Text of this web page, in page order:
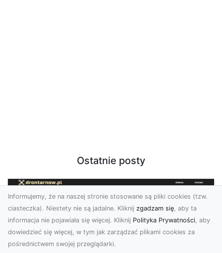
Ostatnie posty
Informujemy, że na naszej stronie stosowane są pliki cookies (tzw.
ciasteczka). Niestety nie są jadalne. Kliknij zgadzam się, aby ta
informacja nie pojawiała się więcej. Kliknij Polityka Prywatności, aby
dowiedzieć się więcej, w tym jak zarządzać plikami cookies za
pośrednictwem swojej przeglądarki.